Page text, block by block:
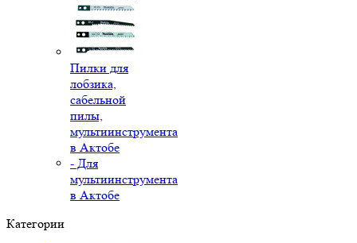
Пилки для
лобзика,
сабельной
пилы,
мультиинструмента
в Актобе
- Для
мультиинструмента
в Актобе
Категории